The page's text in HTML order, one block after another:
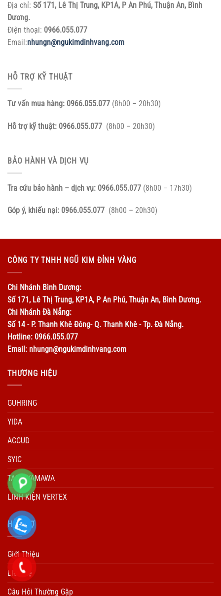
Địa chỉ: Số 171, Lê Thị Trung, KP1A, P An Phú, Thuận An, Bình
Dương.
Điện thoại: 0966.055.077
Email:nhungn@ngukimdinhvang.com
HỖ TRỢ KỸ THUẬT
Tư vấn mua hàng: 0966.055.077 (8h00 – 20h30)
Hỗ trợ kỹ thuật: 0966.055.077 (8h00 – 20h30)
BẢO HÀNH VÀ DỊCH VỤ
Tra cứu bảo hành – dịch vụ: 0966.055.077 (8h00 – 17h30)
Góp ý, khiếu nại: 0966.055.077 (8h00 – 20h30)
CÔNG TY TNHH NGŨ KIM ĐỈNH VÀNG
Chi Nhánh Bình Dương:
Số 171, Lê Thị Trung, KP1A, P An Phú, Thuận An, Bình Dương.
Chi Nhánh Đà Nẳng:
Số 14 - P. Thanh Khê Đông- Q. Thanh Khê - Tp. Đà Nẵng.
Hotline: 0966.055.077
Email: nhungn@ngukimdinhvang.com
THƯƠNG HIỆU
GUHRING
YIDA
ACCUD
SYIC
TARO YAMAWA
LINH KIỆN VERTEX
HÕ TRỢ
Giới Thiệu
Liên Hệ
Câu Hỏi Thường Gặp